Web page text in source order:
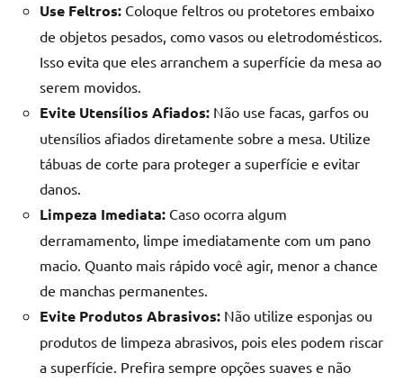
Use Feltros: Coloque feltros ou protetores embaixo
de objetos pesados, como vasos ou eletrodomésticos.
Isso evita que eles arranchem a superfície da mesa ao
serem movidos.
Evite Utensílios Afiados: Não use facas, garfos ou
utensílios afiados diretamente sobre a mesa. Utilize
tábuas de corte para proteger a superfície e evitar
danos.
Limpeza Imediata: Caso ocorra algum
derramamento, limpe imediatamente com um pano
macio. Quanto mais rápido você agir, menor a chance
de manchas permanentes.
Evite Produtos Abrasivos: Não utilize esponjas ou
produtos de limpeza abrasivos, pois eles podem riscar
a superfície. Prefira sempre opções suaves e não